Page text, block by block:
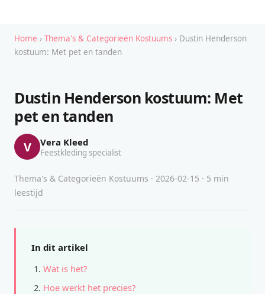
Home › Thema's & Categorieën Kostuums › Dustin Henderson
kostuum: Met pet en tanden
Dustin Henderson kostuum: Met
pet en tanden
V Vera Kleed
Feestkleding specialist
Thema's & Categorieën Kostuums · 2026-02-15 · 5 min
leestijd
In dit artikel
Wat is het?
Hoe werkt het precies?